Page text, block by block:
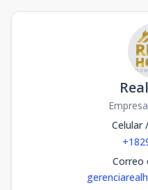
Celular
Correo